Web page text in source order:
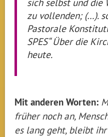
zu vollenden; (…).
Pastorale
SPES“ Über die
heute.
Mit anderen Worten:
früher noch an,
es lang geht, bleibt